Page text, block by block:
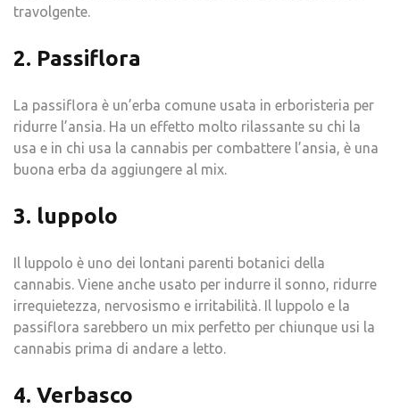
travolgente.
2. Passiflora
La passiflora è un’erba comune usata in erboristeria per
ridurre l’ansia. Ha un effetto molto rilassante su chi la
usa e in chi usa la cannabis per combattere l’ansia, è una
buona erba da aggiungere al mix.
3. luppolo
Il luppolo è uno dei lontani parenti botanici della
cannabis. Viene anche usato per indurre il sonno, ridurre
irrequietezza, nervosismo e irritabilità. Il luppolo e la
passiflora sarebbero un mix perfetto per chiunque usi la
cannabis prima di andare a letto.
4. Verbasco